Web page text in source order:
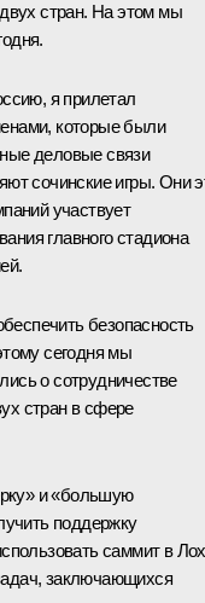
стран. На этом мы
я прилетал
которые были
деловые связи
сочинские игры. Они
участвует
главного стадиона
безопасность
сегодня мы
о сотрудничестве
стран в сфере
и «большую
поддержку
саммит в
заключающихся